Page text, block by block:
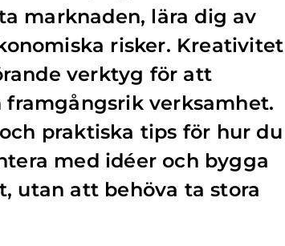
marknaden, lära dig av
risker. Kreativitet
verktyg för att
verksamhet.
praktiska tips för hur du
med idéer och bygga
utan att behöva ta stora